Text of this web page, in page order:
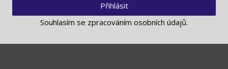
Přihlásit
Souhlasím se zpracováním osobních údajů.